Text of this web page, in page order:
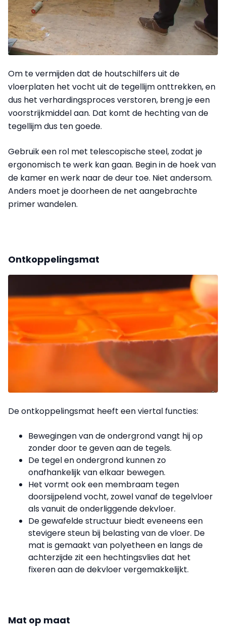
Om te vermijden dat de houtschilfers uit de
vloerplaten het vocht uit de tegellijm onttrekken, en
dus het verhardingsproces verstoren, breng je een
voorstrijkmiddel aan. Dat komt de hechting van de
tegellijm dus ten goede.
Gebruik een rol met telescopische steel, zodat je
ergonomisch te werk kan gaan. Begin in de hoek van
de kamer en werk naar de deur toe. Niet andersom.
Anders moet je doorheen de net aangebrachte
primer wandelen.
Ontkoppelingsmat
De ontkoppelingsmat heeft een viertal functies:
Bewegingen van de ondergrond vangt hij op
zonder door te geven aan de tegels.
De tegel en ondergrond kunnen zo
onafhankelijk van elkaar bewegen.
Het vormt ook een membraam tegen
doorsijpelend vocht, zowel vanaf de tegelvloer
als vanuit de onderliggende dekvloer.
De gewafelde structuur biedt eveneens een
stevigere steun bij belasting van de vloer. De
mat is gemaakt van polyetheen en langs de
achterzijde zit een hechtingsvlies dat het
fixeren aan de dekvloer vergemakkelijkt.
Mat op maat